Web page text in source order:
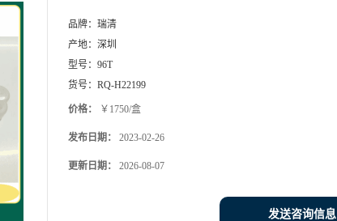
品牌： 瑞清
产地： 深圳
型号： 96T
货号： RQ-H22199
价格： ￥1750/盒
发布日期： 2023-02-26
更新日期： 2026-08-07
发送咨询信息